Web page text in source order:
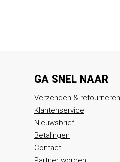
GA SNEL NAAR
Verzenden & retourneren
Klantenservice
Nieuwsbrief
Betalingen
Contact
Partner worden